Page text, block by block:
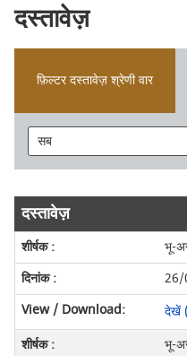
दस्तावेज़
फ़िल्टर दस्तावेज़ श्रेणी वार
दस्तावेज़
भू-
26/
देखें
भू-